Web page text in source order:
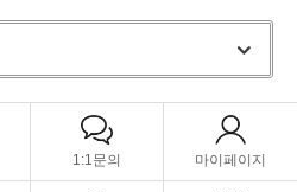
1:1문의 마이페이지